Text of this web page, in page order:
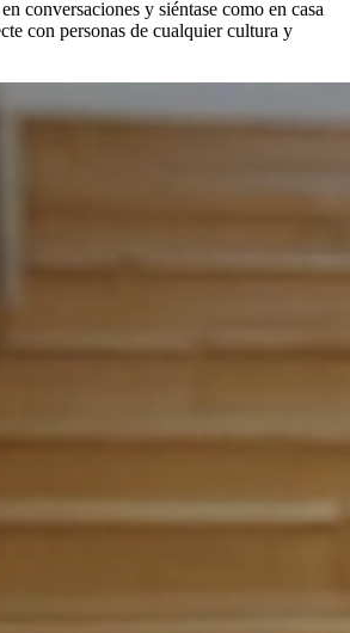
conversaciones y siéntase como en casa
con personas de cualquier cultura y